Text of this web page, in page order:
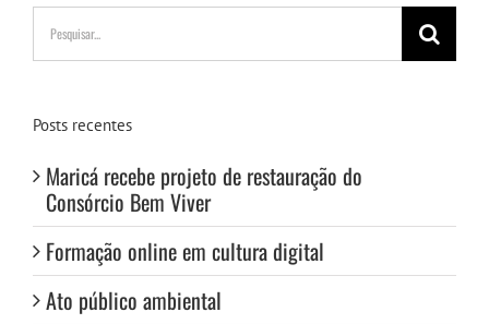
Buscar
resultados
para:
Posts recentes
Maricá recebe projeto de restauração do
Consórcio Bem Viver
Formação online em cultura digital
Ato público ambiental